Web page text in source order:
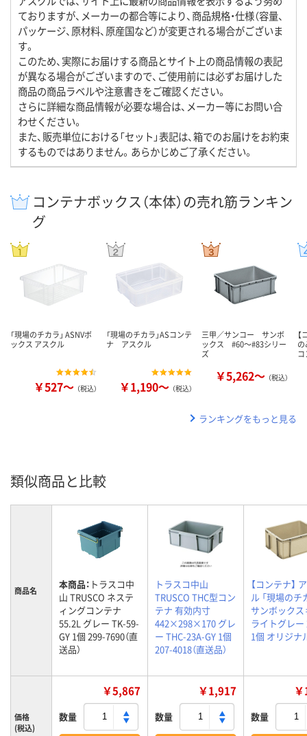
ておりますが、メーカーの都合等により、商品規格・仕様（容量、
パッケージ、原材料、原産国など）が変更される場合がございま
す。
このため、実際にお届けする商品とサイト上の商品情報の表記
が異なる場合がございますので、ご使用前には必ずお届けした
商品の商品ラベルや注意書きをご確認ください。
さらに詳細な商品情報が必要な場合は、メーカー等にお問い合
わせください。
また、販売単位における「セット」表記は、箱でのお届けをお約束
するものではありません。あらかじめご了承ください。
コンテナボックス（本体）の売れ筋ランキン
グ
「現場のチカラ」 ASNVボ
ックス アスクル
￥527～ （税込）
「現場のチカラ」ASコンテ
ナ アスクル
￥1,190～ （税込）
三甲／サンコー サンボ
ックス #60～#83シリー
ズ
￥5,262～ （税込）
の
ランキングをもっと見る
類似商品と比較
商品名 本商品： トラスコ中
山 TRUSCO ネステ
ィングコンテナ
55.2L グレー TK-59-
GY 1個 299-7690（直
送品）
トラスコ中山
TRUSCO THC型コン
テナ 有効内寸
442×298×170 グレ
ー THC-23A-GY 1個
207-4018（直送品）
【コンテナ】
ル 「現場のチ
サンボックス
ライトグレー
1個 オリジナ
価格
(税込)
￥5,867
数量
￥1,917
数量 数量